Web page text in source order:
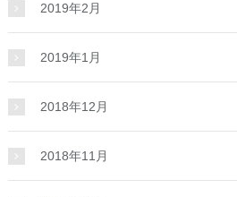
2019年2月
2019年1月
2018年12月
2018年11月